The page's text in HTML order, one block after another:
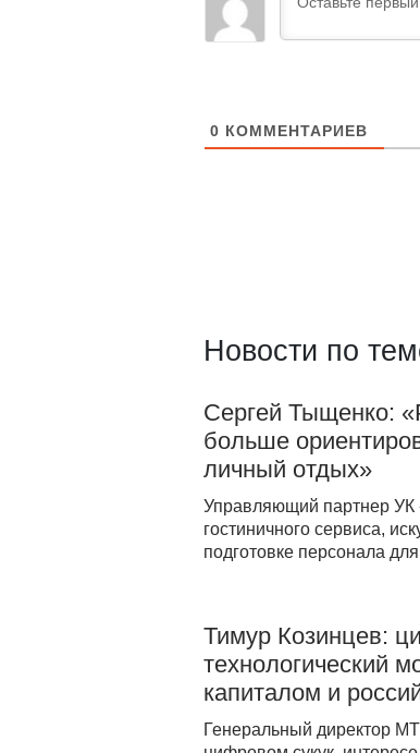
0 КОММЕНТАРИЕВ
Новости по
Сергей Тыщенко:
больше
личный отдых»
Управляющий партнер
гостиничного сервиса,
подготовке персонала
Тимур Козинцев:
технологический
капиталом и
Генеральный директор